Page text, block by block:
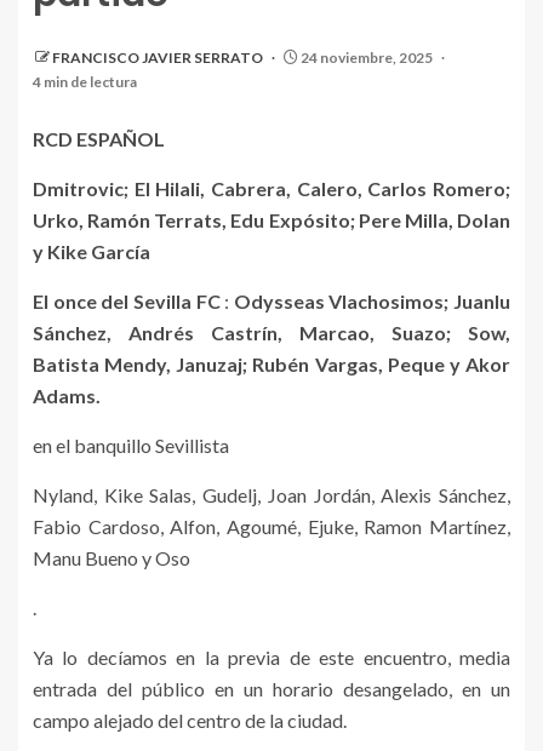
FRANCISCO JAVIER SERRATO
24 noviembre, 2025
4 min de lectura
RCD ESPAÑOL
Dmitrovic; El Hilali, Cabrera, Calero, Carlos Romero;
Urko, Ramón Terrats, Edu Expósito; Pere Milla, Dolan
y Kike García
El once del Sevilla FC : Odysseas Vlachosimos; Juanlu
Sánchez, Andrés Castrín, Marcao, Suazo; Sow,
Batista Mendy, Januzaj; Rubén Vargas, Peque y Akor
Adams.
en el banquillo Sevillista
Nyland, Kike Salas, Gudelj, Joan Jordán, Alexis Sánchez,
Fabio Cardoso, Alfon, Agoumé, Ejuke, Ramon Martínez,
Manu Bueno y Oso
.
Ya lo decíamos en la previa de este encuentro, media
entrada del público en un horario desangelado, en un
campo alejado del centro de la ciudad.